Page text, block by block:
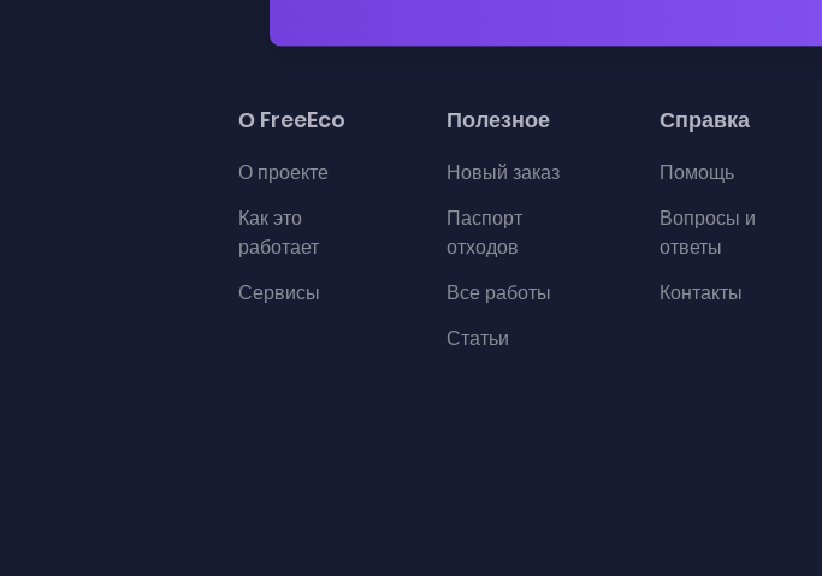
О FreeEco
О проекте
Как это
работает
Сервисы
Полезное
Новый заказ
Паспорт
отходов
Все работы
Статьи
Справка
Помощь
Вопросы и
ответы
Контакты